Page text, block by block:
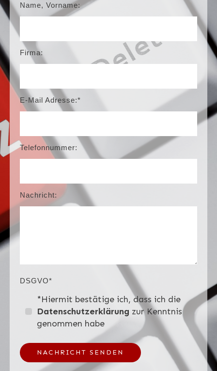
Name, Vorname:
Firma:
E-Mail Adresse:*
Telefonnummer:
Nachricht:
DSGVO*
*Hiermit bestätige ich, dass ich die
Datenschutzerklärung zur Kenntnis
genommen habe
NACHRICHT SENDEN